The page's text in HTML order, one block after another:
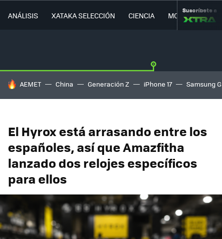
ANÁLISIS XATAKA SELECCIÓN CIENCIA MOVILIDAD
Suscríbete a
HOY SE HABLA DE
AEMET China Generación Z iPhone 17 Samsung
El Hyrox está arrasando entre los
españoles, así que Amazfitha
lanzado dos relojes específicos
para ellos